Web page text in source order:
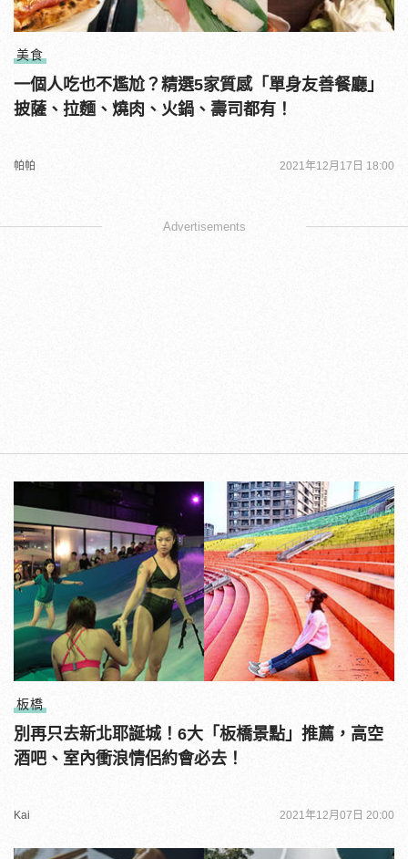
美食
一個人吃也不尷尬？精選5家質感「單身友善餐廳」
披薩、拉麵、燒肉、火鍋、壽司都有！
帕帕 2021年12月17日 18:00
Advertisements
板橋
別再只去新北耶誕城！6大「板橋景點」推薦，高空
酒吧、室內衝浪情侶約會必去！
Kai 2021年12月07日 20:00